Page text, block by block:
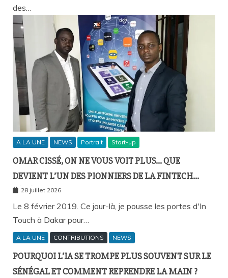
des…
A LA UNE NEWS Portrait Start-up
OMAR CISSÉ, ON NE VOUS VOIT PLUS… QUE
DEVIENT L’UN DES PIONNIERS DE LA FINTECH
SÉNÉGALAISE ?
28 juillet 2026
Le 8 février 2019. Ce jour-là, je pousse les portes d'In
Touch à Dakar pour…
A LA UNE CONTRIBUTIONS NEWS
POURQUOI L’IA SE TROMPE PLUS SOUVENT SUR LE
SÉNÉGAL ET COMMENT REPRENDRE LA MAIN ?